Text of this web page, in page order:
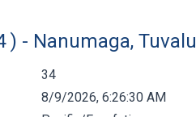
) - Nanumaga, Tuvalu
34
8/9/2026, 6:26:31 AM